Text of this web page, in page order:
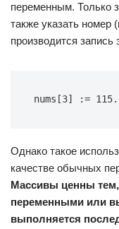
переменным. Только
также указать номер
производится запись
nums[3] :=
Однако такое
качестве обычных
Массивы ценны
переменными или
выполняется